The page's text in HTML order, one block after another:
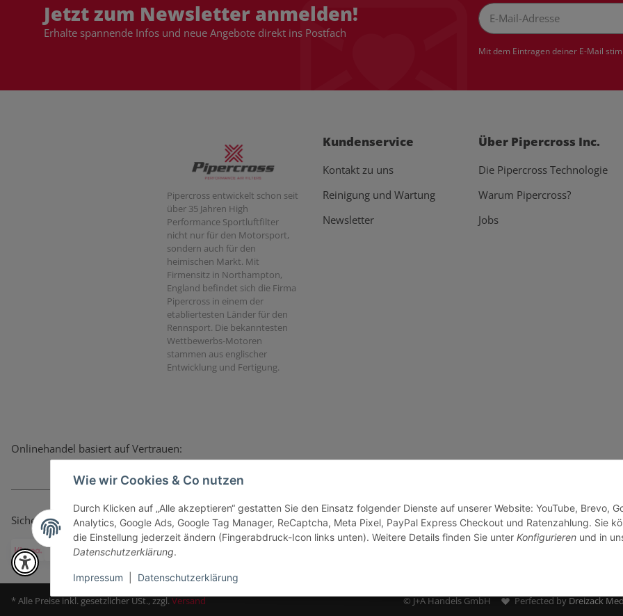
Wie wir Cookies & Co nutzen
Durch Klicken auf „Alle akzeptieren“ gestatten Sie den Einsatz folgender Dienste auf unserer Website: YouTube, Brevo,
Analytics, Google Ads, Google Tag Manager, ReCaptcha, Meta Pixel, PayPal Express Checkout und Ratenzahlung. Sie
die Einstellung jederzeit ändern (Fingerabdruck-Icon links unten). Weitere Details finden Sie unter Konfigurieren und in
Datenschutzerklärung.
Impressum Datenschutzerklärung
Jetzt zum Newsletter anmelden!
Erhalte spannende Infos und neue Angebote direkt ins Postfach
Mit dem Eintragen deiner E-Mail
Pipercross entwickelt schon seit
über 35 Jahren High
Performance Sportluftfilter
nicht nur für den Motorsport,
sondern auch für den
heimischen Markt. Mit
Firmensitz in Northampton,
England befindet sich die Firma
Pipercross in einem der
etabliertesten Länder für den
Rennsport. Die bekanntesten
Wettbewerbs-Motoren
stammen aus englischer
Entwicklung und Fertigung.
Kundenservice
Kontakt zu uns
Reinigung und Wartung
Newsletter
Über Pipercross Inc.
Die Pipercross Technologie
Warum Pipercross?
Jobs
Onlinehandel basiert auf Vertrauen:
Sicher bezahlen via:
* Alle Preise inkl. gesetzlicher USt., zzgl.Versand © J+A Handels GmbH Perfected byDreizack